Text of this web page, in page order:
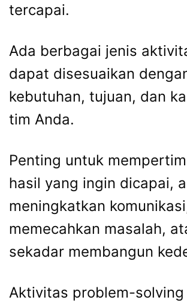
tercapai.
Ada berbagai jenis
dapat disesuaikan
kebutuhan, tujuan, dan
tim Anda.
Penting untuk
hasil yang ingin dicapai,
meningkatkan
memecahkan masalah,
sekadar membangun
Aktivitas problem-solving